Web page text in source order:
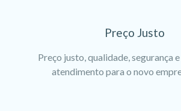
Preço Justo
Preço justo, qualidade, segurança
atendimento para o novo